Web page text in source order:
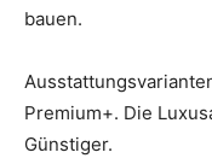
bauen.
Premium+. Die
Günstiger.